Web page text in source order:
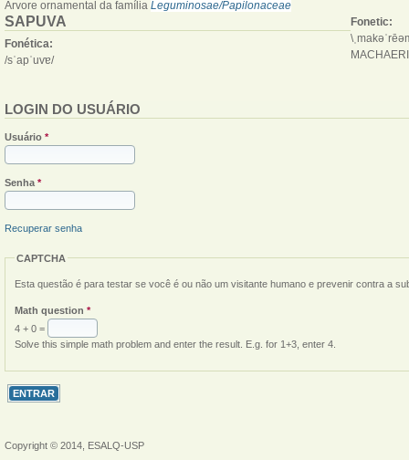
Árvore ornamental da família Leguminosae/Papilonaceae
SAPUVA
Fonética:
/sˈapˈuvɐ/
Fonetic:
LOGIN DO USUÁRIO
Usuário *
Senha *
Recuperar senha
CAPTCHA
Esta questão é para testar se você é ou não um visitante humano e prevenir contra a
Math question *
4 + 0 =
Solve this simple math problem and enter the result. E.g. for 1+3, enter 4.
Copyright © 2014, ESALQ-USP